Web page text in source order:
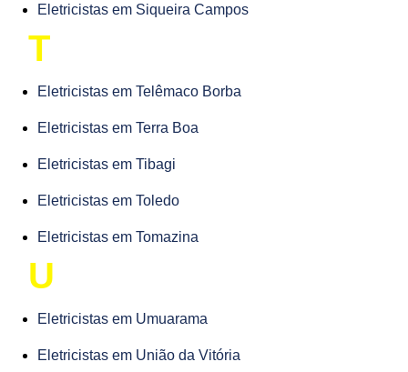
Eletricistas em Siqueira Campos
T
Eletricistas em Telêmaco Borba
Eletricistas em Terra Boa
Eletricistas em Tibagi
Eletricistas em Toledo
Eletricistas em Tomazina
U
Eletricistas em Umuarama
Eletricistas em União da Vitória